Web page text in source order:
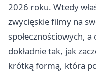
2026 roku. Wtedy
zwycięskie filmy na
społecznościowych, a
dokładnie tak, jak
krótką formą, która